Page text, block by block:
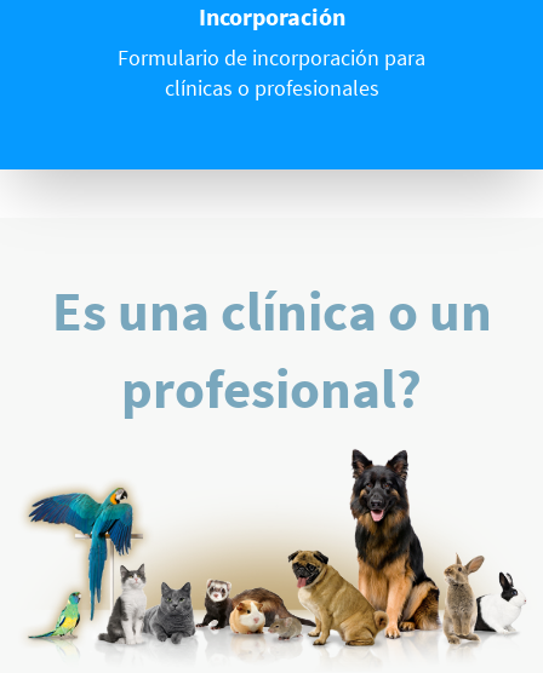
Incorporación
Formulario de incorporación para
clínicas o profesionales
Es una clínica o un
profesional?